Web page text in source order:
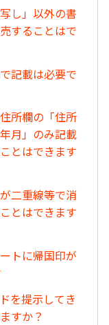
し」以外の書
することはで
記載は必要で
所欄の「住所
月」のみ記載
とはできます
二重線等で消
とはできます
トに帰国印が
を提示してき
すか？